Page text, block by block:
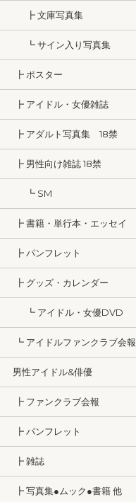
┣ 文庫写真集
┗ サイン入り写真集
┣ ポスター
┣ アイドル・女優雑誌
┣ アダルト写真集 18禁
┣ 男性向け雑誌 18禁
┗ SM
┣ 書籍・単行本・エッセイ
┣ パンフレット
┣ グッズ・カレンダー
┗ アイドル・女優DVD
┗ アイドルファンクラブ会報
男性アイドル&俳優
┣ ファンクラブ会報
┣ パンフレット
┣ 雑誌
┣ 写真集●ムック●書籍 他